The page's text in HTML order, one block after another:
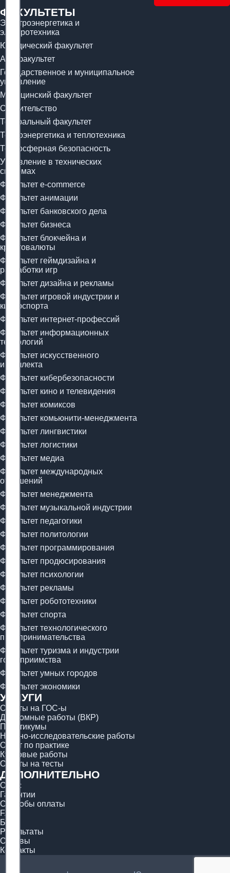
ФАКУЛЬТЕТЫ
Электроэнергетика и
электротехника
Юридический факультет
Арт-факультет
Государственное и муниципальное
управление
Медицинский факультет
Строительство
Театральный факультет
Теплоэнергетика и теплотехника
Техносферная безопасность
Управление в технических
системах
Факультет e-commerce
Факультет анимации
Факультет банковского дела
Факультет бизнеса
Факультет блокчейна и
криптовалюты
Факультет геймдизайна и
разработки игр
Факультет дизайна и рекламы
Факультет игровой индустрии и
киберспорта
Факультет интернет-профессий
Факультет информационных
технологий
Факультет искусственного
интеллекта
Факультет кибербезопасности
Факультет кино и телевидения
Факультет комиксов
Факультет комьюнити-менеджмента
Факультет лингвистики
Факультет логистики
Факультет медиа
Факультет международных
отношений
Факультет менеджмента
Факультет музыкальной индустрии
Факультет педагогики
Факультет политологии
Факультет программирования
Факультет продюсирования
Факультет психологии
Факультет рекламы
Факультет робототехники
Факультет спорта
Факультет технологического
предпринимательства
Факультет туризма и индустрии
гостеприимства
Факультет умных городов
Факультет экономики
УСЛУГИ
Ответы на ГОС-ы
Дипломные работы (ВКР)
Практикумы
Научно-исследовательские работы
Отчёт по практике
Курсовые работы
Ответы на тесты
ДОПОЛНИТЕЛЬНО
О нас
Гарантии
Способы оплаты
FAQ
Блог
Результаты
Отзывы
Контакты